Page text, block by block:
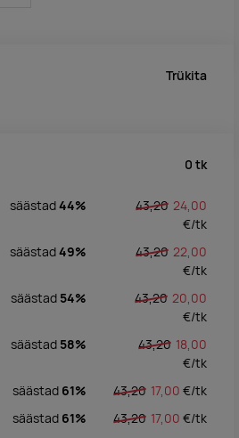
Trükita
0 tk
säästad44% 43,20 24,00
€/tk
säästad49% 43,20 22,00
€/tk
säästad 54% 43,20 20,00
€/tk
säästad 58% 43,20 18,00
€/tk
säästad 61% 43,20 17,00 €/tk
säästad 61% 43,20 17,00 €/tk